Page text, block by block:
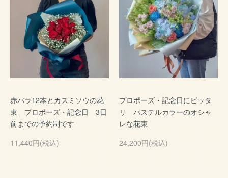
赤バラ12本とカスミソウの花
束 プロポーズ・記念日 3日
前までの予約制です
11,440円(税込)
プロポーズ・記念日にピッタ
リ パステルカラーのオシャ
レな花束
24,200円(税込)